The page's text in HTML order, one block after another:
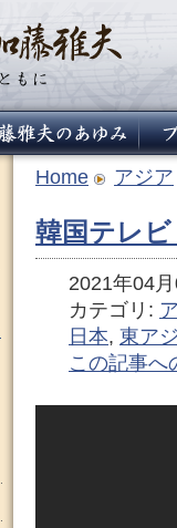
Home アジア
韓国テレ
2021年04
カテゴリ:
日本, 東ア
この記事へ